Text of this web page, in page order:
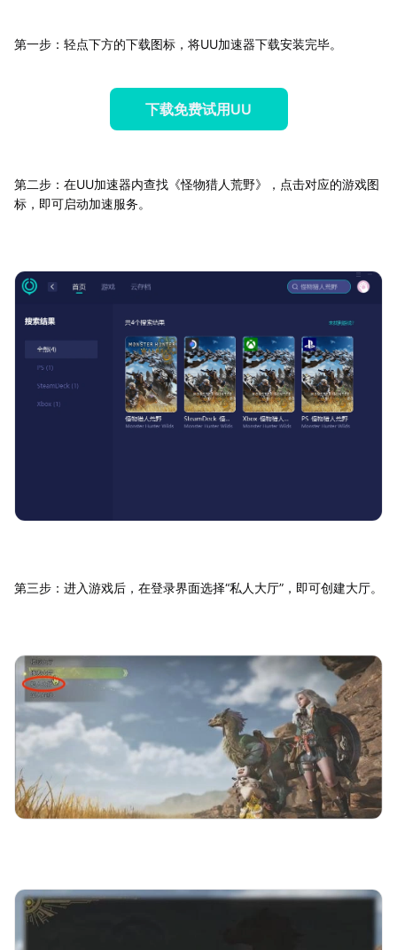
第一步：轻点下方的下载图标，将UU加速器下载安装完毕。
下载免费试用UU
第二步：在UU加速器内查找《怪物猎人荒野》，点击对应的游戏图
标，即可启动加速服务。
第三步：进入游戏后，在登录界面选择“私人大厅”，即可创建大厅。